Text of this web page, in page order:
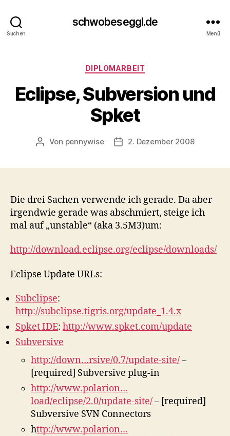
Suchen
schwobeseggl.de
Menü
Kategorien
DIPLOMARBEIT
Eclipse, Subversion und
Spket
Beitragsautor
Von pennywise Veröffentlichungsdatum
2. Dezember 2008
Die drei Sachen verwende ich gerade. Da aber
irgendwie gerade was abschmiert, steige ich
mal auf „unstable“ (aka 3.5M3)um:
http://download.eclipse.org/eclipse/downloads/
Eclipse Update URLs:
Subclipse:
http://subclipse.tigris.org/update_1.4.x
Spket IDE: http://www.spket.com/update
Subversive
http://down…rsive/0.7/update-site/–
[required] Subversive plug-in
http://www.polarion…
load/eclipse/2.0/update-site/– [required]
Subversive SVN Connectors
http://www.polarion…